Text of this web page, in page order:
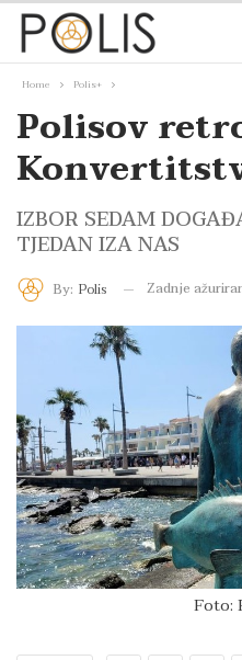
Home Polis+
Polisov
IZBOR SEDAM
TJEDAN IZA NAS
By: Polis Zadnje
Foto: